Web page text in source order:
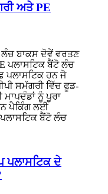
ਅਤੇ PE
ਲੰਚ ਬਾਕਸ ਦੋਵੇਂ ਵਰਤਣ
ਪਲਾਸਟਿਕ ਬੈਂਟੋ ਲੰਚ
ਪਲਾਸਟਿਕ ਹਨ ਜੋ
ਸਮੱਗਰੀ ਵਿੱਚ ਫੂਡ-
ਮਾਪਦੰਡਾਂ ਨੂੰ ਪੂਰਾ
ਪੈਕਿੰਗ ਲਈ
ਬੈਂਟੋ ਲੰਚ
ਪਲਾਸਟਿਕ ਦੇ